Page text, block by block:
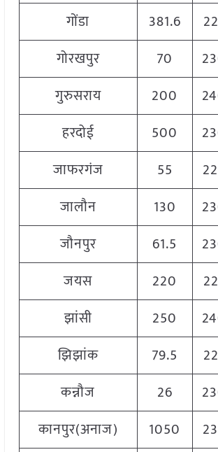
गोंडा 381.6
गोरखपुर
70
गुरुसराय
200
हरदोई
500
जाफरगंज
55
जालौन
130
जौनपुर
61.5
जयस
220
झांसी
250
झिझांक
79.5
कन्नौज
26
कानपुर(अनाज)
1050